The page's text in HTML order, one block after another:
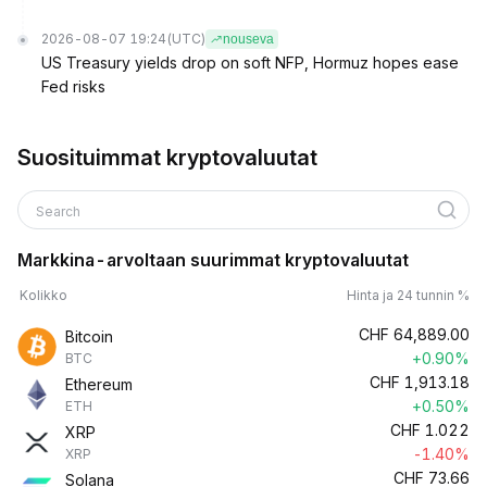
2026-08-07 19:24 (UTC) nouseva
US Treasury yields drop on soft NFP, Hormuz hopes ease
Fed risks
Suosituimmat kryptovaluutat
Search
Markkina-arvoltaan suurimmat kryptovaluutat
Kolikko Hinta ja 24 tunnin %
Bitcoin
BTC
CHF 64,889.00
+0.90%
Ethereum
ETH
CHF 1,913.18
+0.50%
XRP
XRP
CHF 1.022
-1.40%
Solana
CHF 73.66